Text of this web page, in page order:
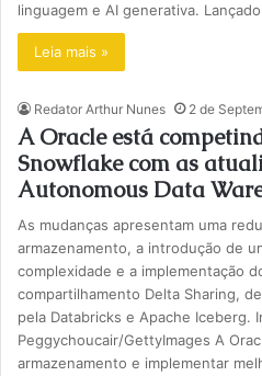
linguagem e AI generativa.
Leia mais »
Redator Arthur Nunes 2 de
A Oracle está
Snowflake com as
Autonomous Data
As mudanças apresentam uma
armazenamento, a introdução de
complexidade e a implementação
compartilhamento Delta Sharing,
pela Databricks e Apache Iceberg.
Peggychoucair/GettyImages A
armazenamento e implementar